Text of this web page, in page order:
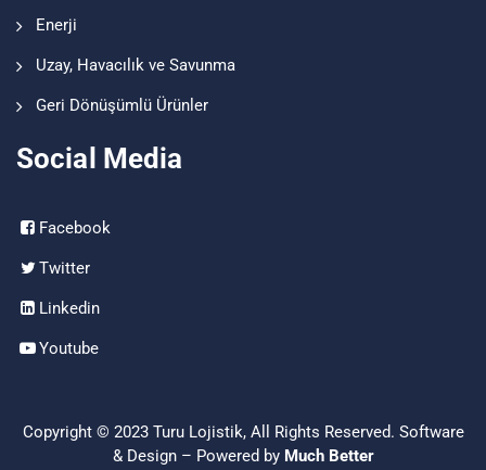
Enerji
Uzay, Havacılık ve Savunma
Geri Dönüşümlü Ürünler
Social Media
Facebook
Twitter
Linkedin
Youtube
Copyright © 2023 Turu Lojistik, All Rights Reserved. Software
& Design – Powered by Much Better